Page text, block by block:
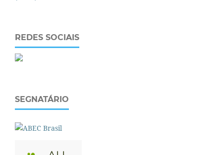
REDES SOCIAIS
SEGNATÁRIO